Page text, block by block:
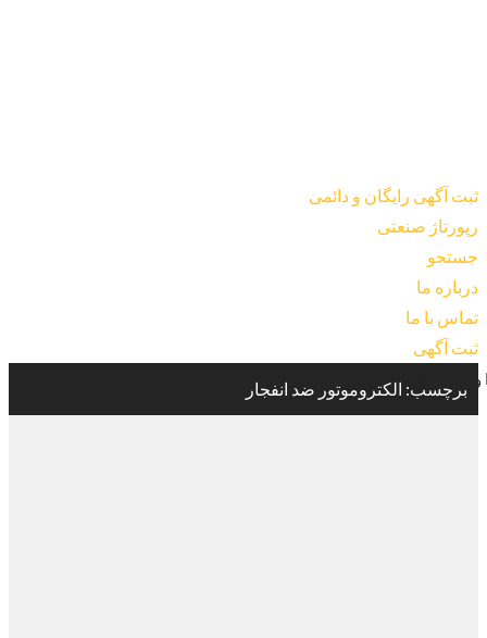
ثبت آگهی رایگان و دائمی
رپورتاژ صنعتی
جستجو
درباره ما
تماس با ما
ثبت آگهی
ورود ثبت نام
برچسب: الکتروموتور ضد انفجار